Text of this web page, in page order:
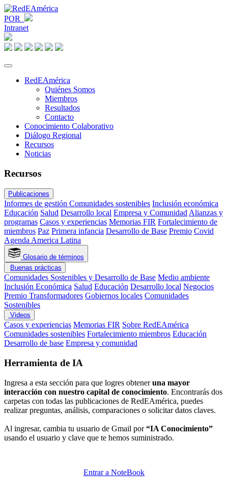
POR
Intranet
RedEAmérica
Quiénes Somos
Miembros
Resultados
Contacto
Conocimiento Colaborativo
Diálogo Regional
Recursos
Noticias
Recursos
Publicaciones
Informes de gestión Comunidades sostenibles Inclusión económica
Educación Salud Desarrollo local Empresa y ComunidadAlianzas y
programas Casos y experiencias Memorias FIR Fortalecimiento de
miembros Paz Primera infancia Desarrollo de Base Premio Covid
Agenda America Latina
Glosario de términos
Buenas prácticas
Comunidades Sostenibles y Desarrollo de Base Medio ambiente
Inclusión Económica Salud Educación Desarrollo local Negocios
Premio Transformadores Gobiernos locales Comunidades
Sostenibles
Videos
Casos y experiencias Memorias FIR Sobre RedEAmérica
Comunidades sostenibles Fortalecimiento miembros Educación
Desarrollo de base Empresa y comunidad
Herramienta de IA
Ingresa a esta sección para que logres obteneruna mayor
interacción con nuestro capital de conocimiento. Encontrarás dos
carpetas con todas las publicaciones de RedEAmérica, puedes
realizar preguntas, análisis, comparaciones o solicitar datos claves.
Al ingresar, cambia tu usuario de Gmail por“IA Conocimiento”
usando el usuario y clave que te hemos suministrado.
Entrar a NoteBook